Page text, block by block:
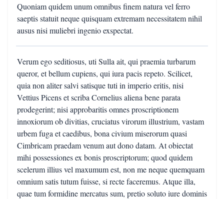
Quoniam quidem unum omnibus finem natura vel ferro
saeptis statuit neque quisquam extremam necessitatem nihil
ausus nisi muliebri ingenio exspectat.
Verum ego seditiosus, uti Sulla ait, qui praemia turbarum
queror, et bellum cupiens, qui iura pacis repeto. Scilicet,
quia non aliter salvi satisque tuti in imperio eritis, nisi
Vettius Picens et scriba Cornelius aliena bene parata
prodegerint; nisi approbaritis omnes proscriptionem
innoxiorum ob divitias, cruciatus virorum illustrium, vastam
urbem fuga et caedibus, bona civium miserorum quasi
Cimbricam praedam venum aut dono datam. At obiectat
mihi possessiones ex bonis proscriptorum; quod quidem
scelerum illius vel maxumum est, non me neque quemquam
omnium satis tutum fuisse, si recte faceremus. Atque illa,
quae tum formidine mercatus sum, pretio soluto iure dominis